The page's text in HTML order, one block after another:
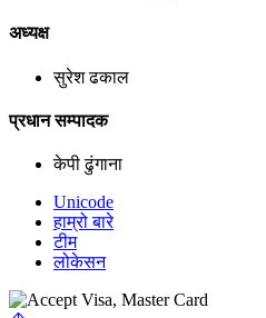
अध्यक्ष
सुरेश ढकाल
प्रधान सम्पादक
केपी ढुंगाना
Unicode
हाम्रो बारे
टीम
लोकेसन